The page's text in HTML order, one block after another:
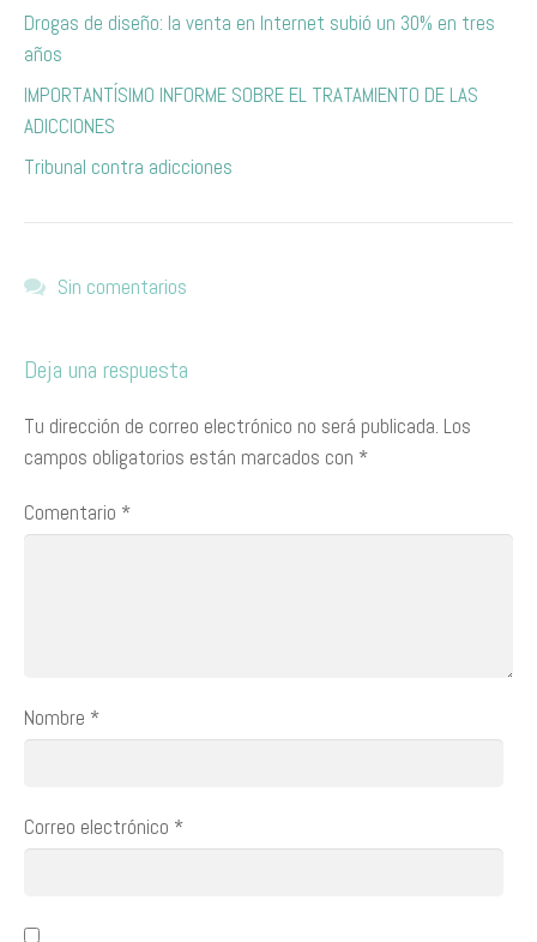
​Drogas de diseño: la venta en Internet subió un 30% en tres
años
IMPORTANTÍSIMO INFORME SOBRE EL TRATAMIENTO DE LAS
ADICCIONES
Tribunal contra adicciones
Sin comentarios
Deja una respuesta
Tu dirección de correo electrónico no será publicada. Los
campos obligatorios están marcados con *
Comentario *
Nombre *
Correo electrónico *